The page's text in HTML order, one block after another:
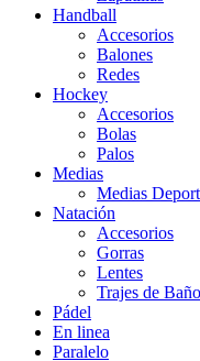
Handball
Accesorios
Balones
Redes
Hockey
Accesorios
Bolas
Palos
Medias
Medias
Natación
Accesorios
Gorras
Lentes
Trajes de Baño
Pádel
En linea
Paralelo